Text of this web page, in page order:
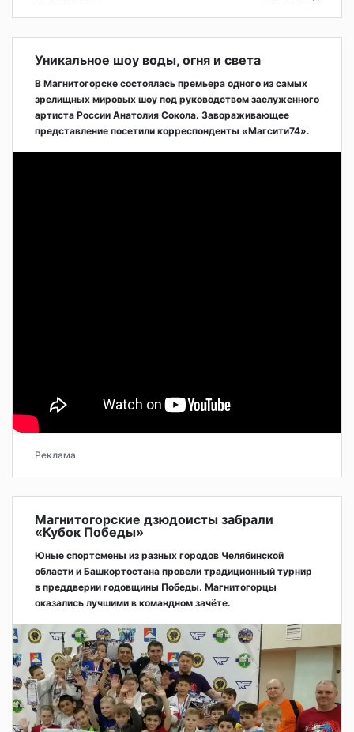
Уникальное шоу воды, огня и света
В Магнитогорске состоялась премьера одного из самых
зрелищных мировых шоу под руководством заслуженного
артиста России Анатолия Сокола. Завораживающее
представление посетили корреспонденты «Магсити74».
Реклама
Магнитогорские дзюдоисты забрали
«Кубок Победы»
Юные спортсмены из разных городов Челябинской
области и Башкортостана провели традиционный турнир
в преддверии годовщины Победы. Магнитогорцы
оказались лучшими в командном зачёте.